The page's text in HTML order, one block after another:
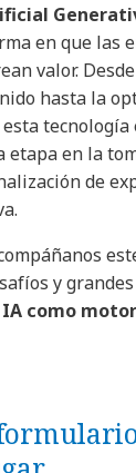
en que las
valor.
hasta la
tecnología
etapa en la
de
y grandes
IA como motor